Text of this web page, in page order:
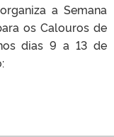
a Semana
os Calouros de
dias 9 a 13 de